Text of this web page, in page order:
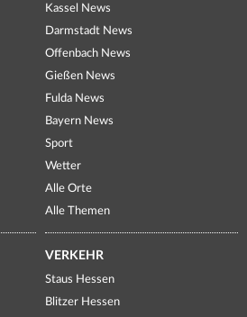
Kassel News
Darmstadt News
Offenbach News
Gießen News
Fulda News
Bayern News
Sport
Wetter
Alle Orte
Alle Themen
VERKEHR
Staus Hessen
Blitzer Hessen